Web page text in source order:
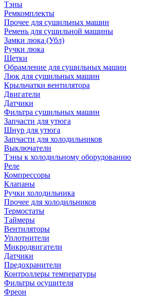
Тэны
Ремкомплекты
Прочее для сушильных машин
Ремень для сушильной машины
Замки люка (Убл)
Ручки люка
Щетки
Обрамление для сушильных машин
Люк для сушильных машин
Крыльчатки вентилятора
Двигатели
Датчики
Фильтра сушильных машин
Запчасти для утюга
Шнур для утюга
Запчасти для холодильников
Выключатели
Тэны к холодильному оборудованию
Реле
Компрессоры
Клапаны
Ручки холодильника
Прочее для холодильников
Термостаты
Таймеры
Вентиляторы
Уплотнители
Микродвигатели
Датчики
Предохранители
Контроллеры температуры
Фильтры осушителя
Фреон